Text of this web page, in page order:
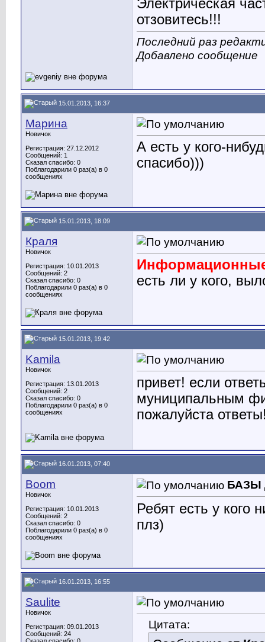
Электрическая
отзовитесь!!!
Последний раз
Добавлено сообщение
15.01.2013, 16:37
Марина
Новичок
Регистрация: 27.12.2012
Сообщений: 1
Сказал спасибо: 0
Поблагодарили 0 раз(а) в 0
сообщениях
А есть у кого-
спасибо)))
15.01.2013, 18:09
Краля
Новичок
Регистрация: 10.01.2013
Сообщений: 2
Сказал спасибо: 0
Поблагодарили 0 раз(а) в 0
сообщениях
есть ли у кого,
15.01.2013, 19:42
Kamila
Новичок
Регистрация: 13.01.2013
Сообщений: 2
Сказал спасибо: 0
Поблагодарили 0 раз(а) в 0
сообщениях
привет! если
муниципальным
пожалуйста
16.01.2013, 07:40
Boom
Новичок
Регистрация: 10.01.2013
Сообщений: 2
Сказал спасибо: 0
Поблагодарили 0 раз(а) в 0
сообщениях
БАЗЫ
Ребят есть у кого
плз)
16.01.2013, 16:55
Saulite
Новичок
Регистрация: 09.01.2013
Сообщений: 24
Цитата: